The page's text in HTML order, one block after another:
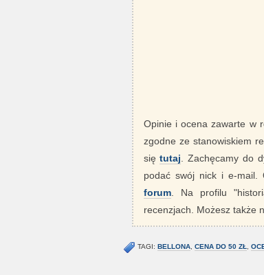
Opinie i ocena zawarte w
zgodne ze stanowiskiem
siętutaj. Zachęcamy do
podać swój nick i e-mail.
forum. Na profilu
recenzjach. Możesz także
TAGI: BELLONA, CENA DO 50 ZŁ,